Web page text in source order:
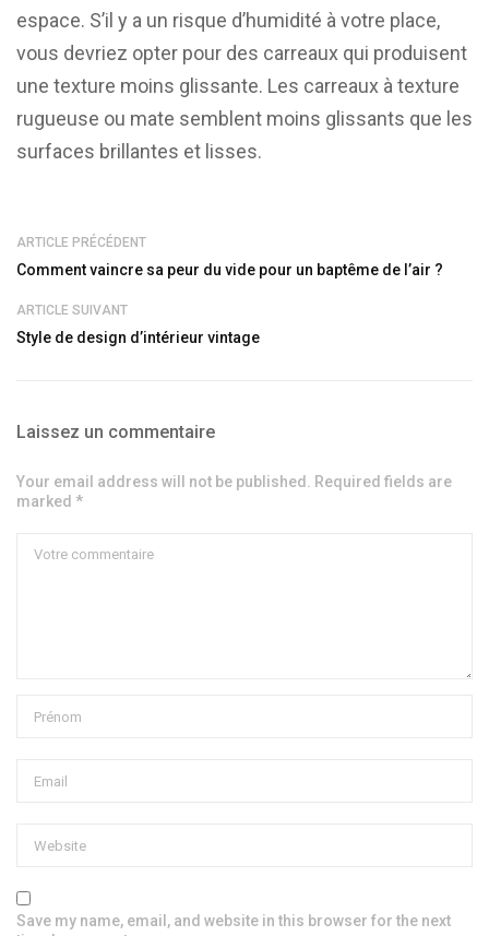
espace. S’il y a un risque d’humidité à votre place,
vous devriez opter pour des carreaux qui produisent
une texture moins glissante. Les carreaux à texture
rugueuse ou mate semblent moins glissants que les
surfaces brillantes et lisses.
ARTICLE PRÉCÉDENT
Comment vaincre sa peur du vide pour un baptême de l’air ?
ARTICLE SUIVANT
Style de design d’intérieur vintage
Laissez un commentaire
Your email address will not be published. Required fields are
marked *
Save my name, email, and website in this browser for the next